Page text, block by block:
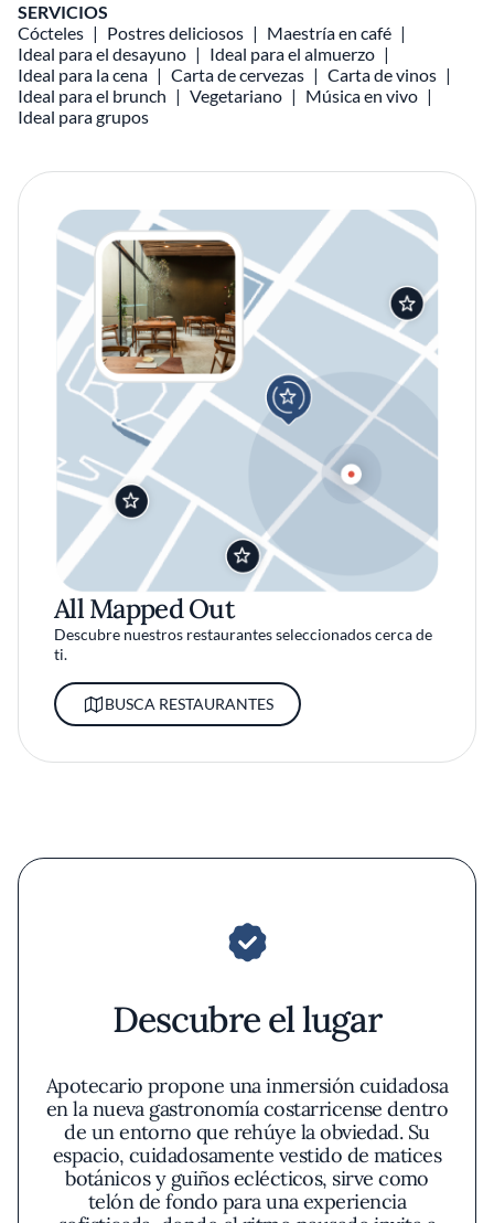
SERVICIOS
Cócteles
Postres deliciosos
Maestría en café
Ideal para el desayuno
Ideal para el almuerzo
Ideal para la cena
Carta de cervezas
Carta de vinos
Ideal para el brunch
Vegetariano
Música en vivo
Ideal para grupos
All Mapped Out
Descubre nuestros restaurantes seleccionados cerca de
ti.
BUSCA RESTAURANTES
Descubre el lugar
Apotecario propone una inmersión cuidadosa
en la nueva gastronomía costarricense dentro
de un entorno que rehúye la obviedad. Su
espacio, cuidadosamente vestido de matices
botánicos y guiños eclécticos, sirve como
telón de fondo para una experiencia